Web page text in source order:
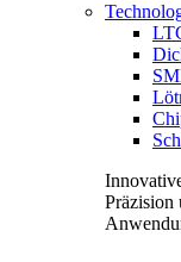
Präzision